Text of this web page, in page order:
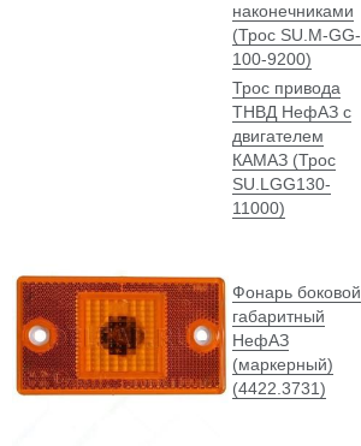
наконечниками
(Трос SU.М-GG-
100-9200)
Трос привода
ТНВД НефАЗ с
двигателем
КАМАЗ (Трос
SU.LGG130-
11000)
Фонарь боковой
габаритный
НефАЗ
(маркерный)
(4422.3731)